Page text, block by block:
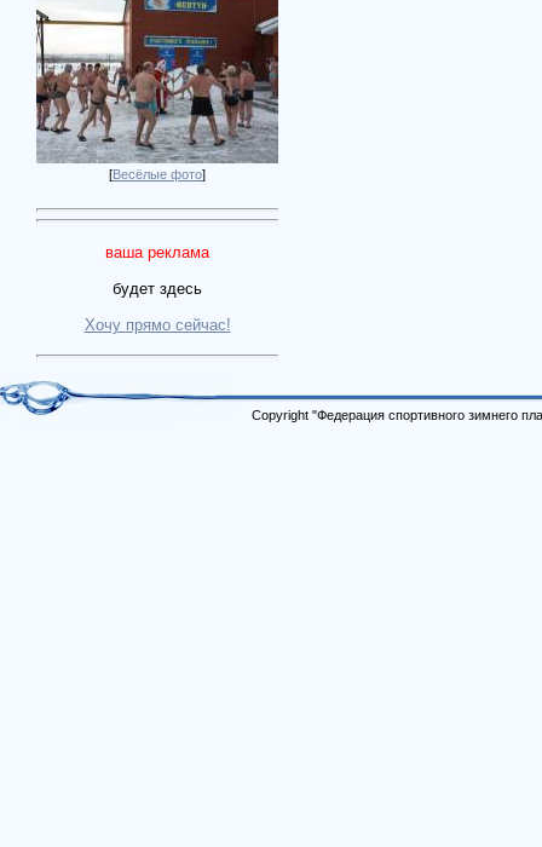
[Весёлые фото]
ваша реклама
будет здесь
Хочу прямо сейчас!
Copyright "Федерация спортивного зимнего